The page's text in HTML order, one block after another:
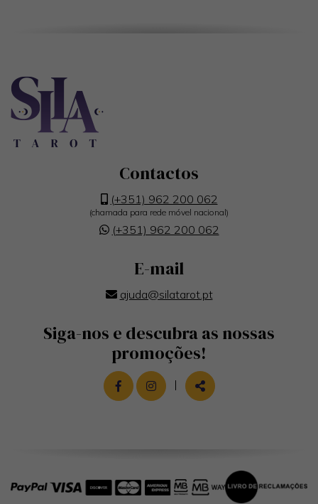
Contactos
(+351) 962 200 062
(chamada para rede móvel nacional)
(+351) 962 200 062
E-mail
ajuda@silatarot.pt
Siga-nos e descubra as nossas
promoções!
LINK PARA A PÁGINA DE FACEBOOK
LINK PARA A PÁGINA DE
|
PARTILHAR